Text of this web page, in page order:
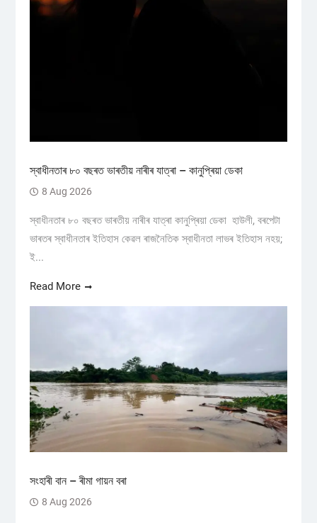
স্বাধীনতাৰ ৮০ বছৰত ভাৰতীয় নাৰীৰ যাত্ৰা – কানুপ্ৰিয়া ডেকা
8 Aug 2026
স্বাধীনতাৰ ৮০ বছৰত ভাৰতীয় নাৰীৰ যাত্ৰা কানুপ্ৰিয়া ডেকা হাউলী, বৰপেটা
ভাৰতৰ স্বাধীনতাৰ ইতিহাস কেৱল ৰাজনৈতিক স্বাধীনতা লাভৰ ইতিহাস নহয়;
ই...
Read More
সংহাৰী বান – ৰীমা গায়ন বৰা
8 Aug 2026